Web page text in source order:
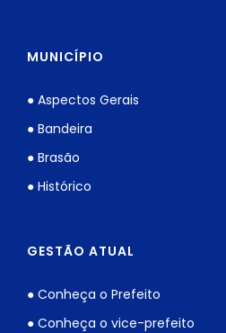
MUNICÍPIO
● Aspectos Gerais
● Bandeira
● Brasão
● Histórico
GESTÃO ATUAL
● Conheça o Prefeito
● Conheça o vice-prefeito